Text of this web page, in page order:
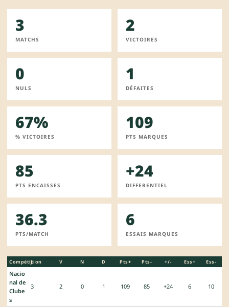
3
MATCHS
2
VICTOIRES
0
NULS
1
DÉFAITES
67%
% VICTOIRES
109
PTS MARQUES
85
PTS ENCAISSES
+24
DIFFERENTIEL
36.3
PTS/MATCH
6
ESSAIS MARQUES
Compétition
J V N D Pts+ Pts- +/- Ess+ Ess-
Nacio
nal de
Clube
s
3 2 0 1 109 85 +24 6 10